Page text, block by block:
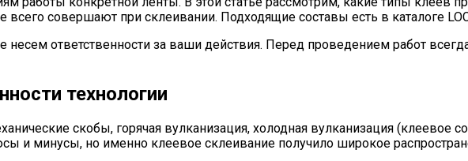
совершают при склеивании. Подходящие составы есть в каталоге
ответственности за ваши действия. Перед проведением работ
технологии
скобы, горячая вулканизация, холодная вулканизация (клеевое
и минусы, но именно клеевое склеивание получило широкое